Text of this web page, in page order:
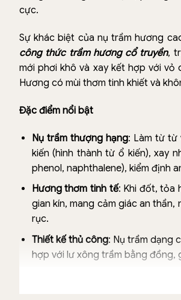
cực.
Sự khác biệt của nụ trầm hương
công thức trầm hương cổ truyền,
mới phơi khô và xay kết hợp với
Hương có mùi thơm tinh khiết và
Đặc điểm nổi bật
Nụ trầm thượng hạng: Làm từ từ
kiến (hình thành từ ổ kiến), xay
phenol, naphthalene), kiểm định
Hương thơm tinh tế: Khi đốt, tỏa
gian kín, mang cảm giác an
rục.
Thiết kế thủ công: Nụ trầm dạng
hợp với lư xông trầm bằng đồng,
: Trầm từ